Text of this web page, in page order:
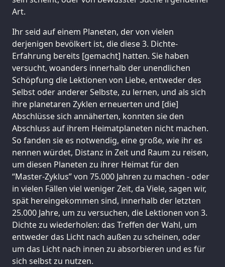
Art.
Ihr seid auf einem Planeten, der von vielen
derjenigen bevölkert ist, die diese 3. Dichte-
Erfahrung bereits [gemacht] hatten. Sie haben
versucht, woanders innerhalb der unendlichen
Schöpfung die Lektionen von Liebe, entweder des
Selbst oder anderer Selbste, zu lernen, und als sich
ihre planetaren Zyklen erneuerten und [die]
Abschlüsse sich annäherten, konnten sie den
Abschluss auf ihrem Heimatplaneten nicht machen.
So fanden sie es notwendig, eine große, wie ihr es
nennen würdet, Distanz in Zeit und Raum zu reisen,
um diesen Planeten zu ihrer Heimat für den
“Master-Zyklus” von 75.000 Jahren zu machen - oder
in vielen Fällen viel weniger Zeit, da Viele, sagen wir,
spät hereingekommen sind, innerhalb der letzten
25.000 Jahre, um zu versuchen, die Lektionen von 3.
Dichte zu wiederholen: das Treffen der Wahl, um
entweder das Licht nach außen zu scheinen, oder
um das Licht nach innen zu absorbieren und es für
sich selbst zu nutzen.